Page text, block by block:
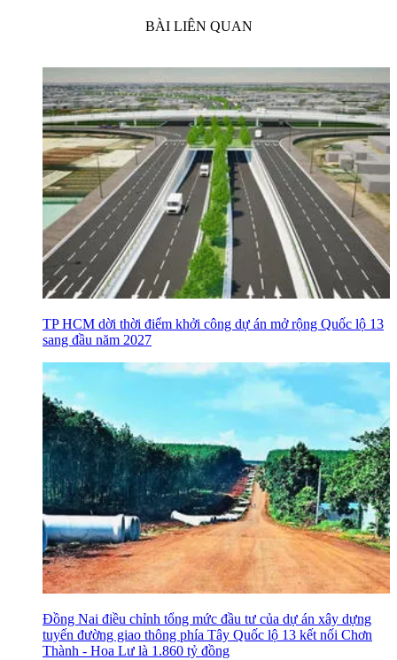
BÀI LIÊN QUAN
TP HCM dời thời điểm khởi công dự án mở rộng Quốc lộ 13
sang đầu năm 2027
Đồng Nai điều chỉnh tổng mức đầu tư của dự án xây dựng
tuyến đường giao thông phía Tây Quốc lộ 13 kết nối Chơn
Thành - Hoa Lư là 1.860 tỷ đồng